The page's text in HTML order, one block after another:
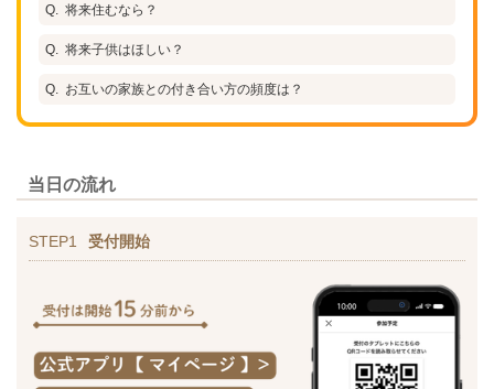
将来住むなら？
将来子供はほしい？
お互いの家族との付き合い方の頻度は？
当日の流れ
STEP1 受付開始